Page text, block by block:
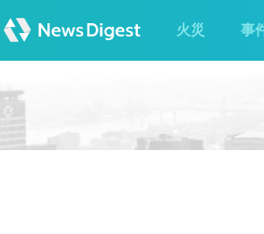
火災 事